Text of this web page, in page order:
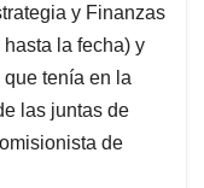
y Finanzas
la fecha) y
tenía en la
las juntas de
de